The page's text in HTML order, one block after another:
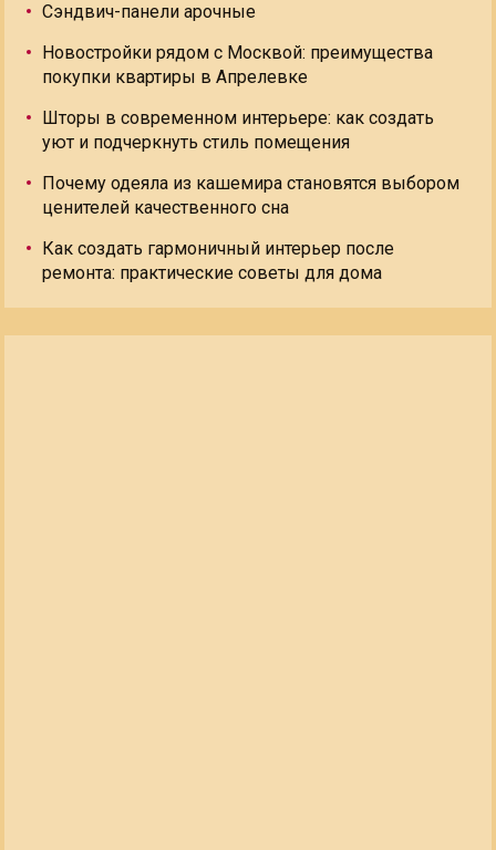
Сэндвич-панели арочные
Новостройки рядом с Москвой: преимущества
покупки квартиры в Апрелевке
Шторы в современном интерьере: как создать
уют и подчеркнуть стиль помещения
Почему одеяла из кашемира становятся выбором
ценителей качественного сна
Как создать гармоничный интерьер после
ремонта: практические советы для дома